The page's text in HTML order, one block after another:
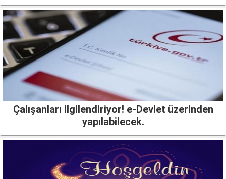
Çalışanları ilgilendiriyor! e-Devlet üzerinden
yapılabilecek.